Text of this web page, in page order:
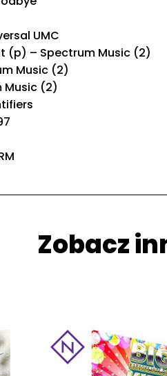
UMC
(p) – Spectrum Music (2)
Music (2)
Music (2)
Zobacz